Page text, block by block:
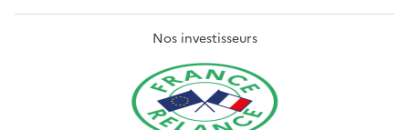
Nos investisseurs